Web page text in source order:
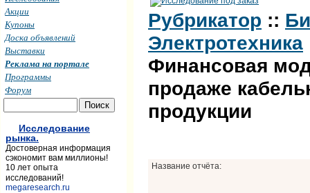
Рубрикатор ::
Электротехника
Финансовая
продаже
продукции
Название отчёта:
Акции
Купоны
Доска объявлений
Выставки
Реклама на портале
Программы
Форум
Исследование
рынка.
Достоверная информация
сэкономит вам миллионы!
10 лет опыта
исследований!
megaresearch.ru